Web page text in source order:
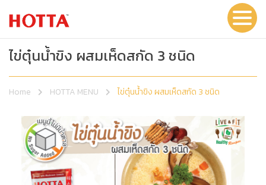
ไข่ตุ๋นน้ำขิง ผสมเห็ดสกัด 3 ชนิด
Home HOTTA MENU ไข่ตุ๋นน้ำขิง ผสมเห็ดสกัด 3 ชนิด